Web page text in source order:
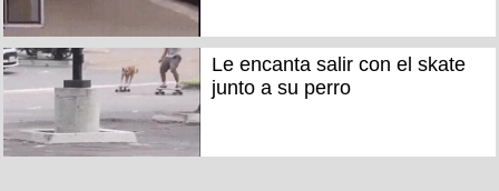
Le encanta salir con el skate
junto a su perro